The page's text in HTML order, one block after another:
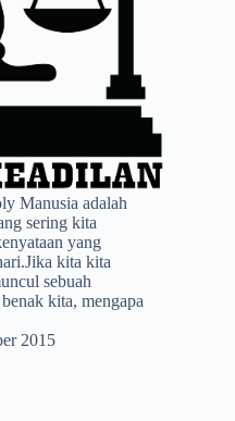
Manusia adalah
sering kita
yang
kita kita
sebuah
kita, mengapa
2015